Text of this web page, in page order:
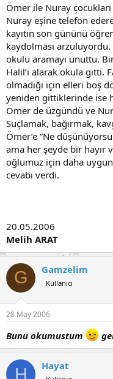
Ömer ile Nuray
Nuray eşine telefon
kayıtın son gününü
kaydolması
okulu aramayı unuttu.
Halil’i alarak okula gitti.
olmadığı için elleri boş
yeniden gittiklerinde ise
Ömer de üzgündü ve
Suçlamak, bağırmak,
Ömer’e ”Ne
ama her şeyde bir hayır
oğlumuz için daha
cevabı verdi.
20.05.2006
Melih ARAT
G Gamzelim
Kullanıcı
28 May 2006
Bunu okumustum
H Hayat